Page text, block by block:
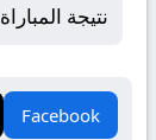
نتيجة المباراة
Facebook